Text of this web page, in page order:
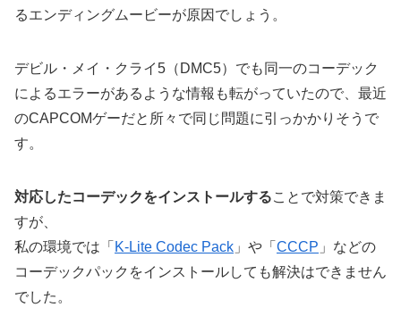
るエンディングムービーが原因でしょう。
デビル・メイ・クライ5（DMC5）でも同一のコーデック
によるエラーがあるような情報も転がっていたので、最近
のCAPCOMゲーだと所々で同じ問題に引っかかりそうで
す。
対応したコーデックをインストールすることで対策できま
すが、
私の環境では「 K-Lite Codec Pack 」や「 CCCP 」などの
コーデックパックをインストールしても解決はできません
でした。